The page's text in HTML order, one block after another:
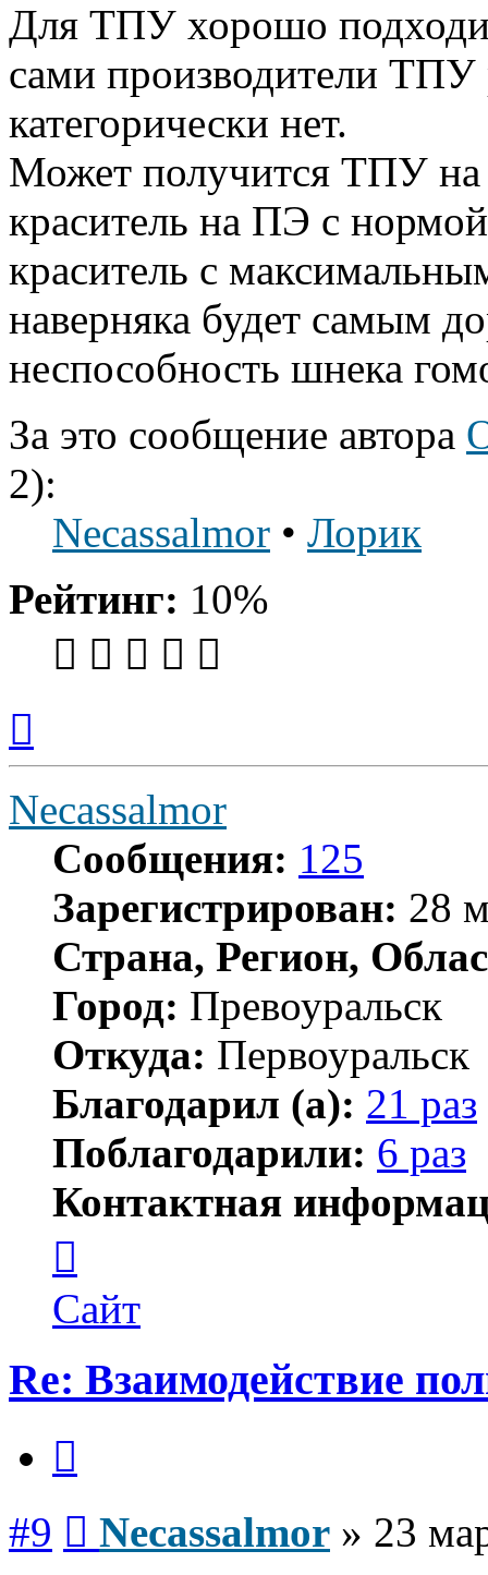
Для ТПУ хорошо
сами производители
категорически нет.
Может получится ТПУ на
краситель на ПЭ с
краситель с
наверняка будет самым
неспособность шнека
За это сообщение автора
2):
Necassalmor • Лорик
Рейтинг: 10%
началу
Necassalmor
Сообщения: 125
Зарегистрирован: 28
Страна, Регион,
Город: Превоуральск
Откуда: Первоуральск
Благодарил (а): 21 раз
Поблагодарили: 6 раз
Контактная
пользователя
Necassalmor
Сайт
Re: Взаимодействие
#9 Necassalmor » 23